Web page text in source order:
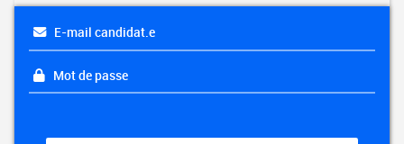
E-mail candidat.e
Mot de passe